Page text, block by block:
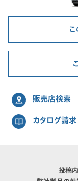
こ
販売店検索
カタログ請求
投稿